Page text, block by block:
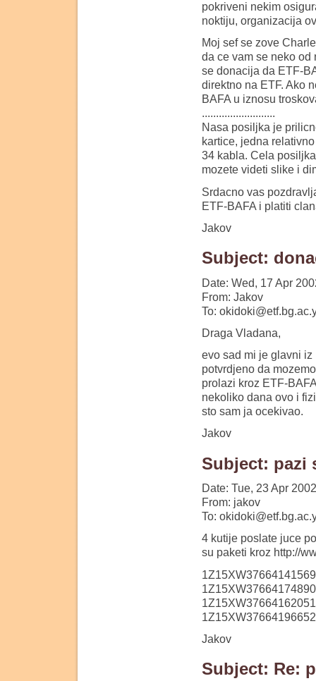
pokriveni nekim
noktiju, organizacija
Moj sef se zove
da ce vam se neko
se donacija da ETF-
direktno na ETF. Ako
BAFA u iznosu
..........................
Nasa posiljka je
kartice, jedna
34 kabla. Cela
mozete videti slike i
Srdacno vas
ETF-BAFA i platiti
Jakov
Subject:
Date: Wed, 17 Apr
From: Jakov
To:
Draga Vladana,
evo sad mi je glavni
potvrdjeno da
prolazi kroz ETF-
nekoliko dana ovo i
sto sam ja ocekivao.
Jakov
Subject: pazi
Date: Tue, 23 Apr
From: jakov
To:
4 kutije poslate juce
su paketi kroz http://
Jakov
Subject: Re: